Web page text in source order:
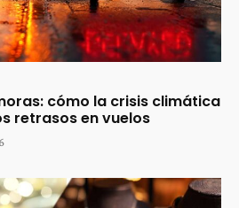
cómo la crisis climática
retrasos en vuelos